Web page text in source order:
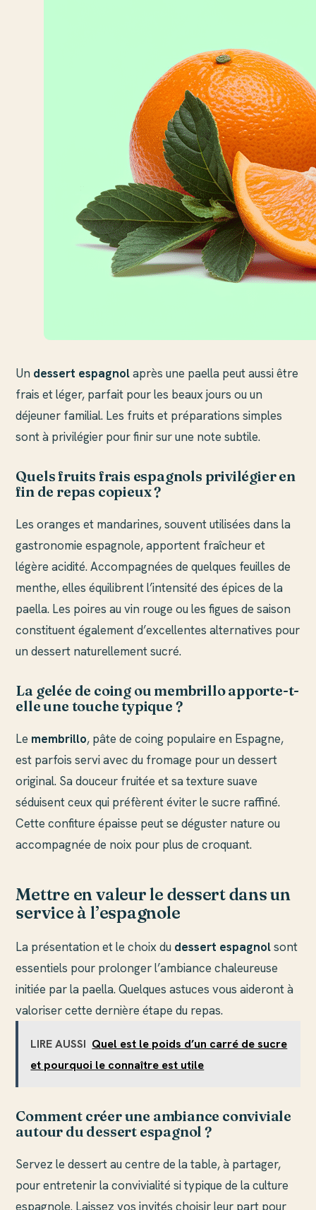
Un dessert espagnolaprès une paella peut aussi être
frais et léger, parfait pour les beaux jours ou un
déjeuner familial. Les fruits et préparations simples
sont à privilégier pour finir sur une note subtile.
Quels fruits frais espagnols privilégier en
fin de repas copieux ?
Les oranges et mandarines, souvent utilisées dans la
gastronomie espagnole, apportent fraîcheur et
légère acidité. Accompagnées de quelques feuilles de
menthe, elles équilibrent l’intensité des épices de la
paella. Les poires au vin rouge ou les figues de saison
constituent également d’excellentes alternatives pour
un dessert naturellement sucré.
La gelée de coing ou membrillo apporte-t-
elle une touche typique ?
Le membrillo, pâte de coing populaire en Espagne,
est parfois servi avec du fromage pour un dessert
original. Sa douceur fruitée et sa texture suave
séduisent ceux qui préfèrent éviter le sucre raffiné.
Cette confiture épaisse peut se déguster nature ou
accompagnée de noix pour plus de croquant.
Mettre en valeur le dessert dans un
service à l’espagnole
La présentation et le choix du dessert espagnolsont
essentiels pour prolonger l’ambiance chaleureuse
initiée par la paella. Quelques astuces vous aideront à
valoriser cette dernière étape du repas.
LIRE AUSSI Quel est le poids d’un carré de sucre
et pourquoi le connaître est utile
Comment créer une ambiance conviviale
autour du dessert espagnol ?
Servez le dessert au centre de la table, à partager,
pour entretenir la convivialité si typique de la culture
espagnole. Laissez vos invités choisir leur part pour